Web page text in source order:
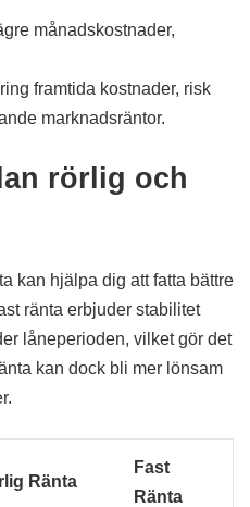
månadskostnader,
framtida kostnader, risk
marknadsräntor.
rörlig och
kan hjälpa dig att fatta bättre
ränta erbjuder stabilitet
låneperioden, vilket gör det
kan dock bli mer lönsam
Ränta
Fast
Ränta